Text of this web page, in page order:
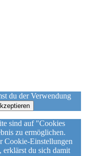
du der Verwendung
sind auf "Cookies
zu ermöglichen.
Cookie-Einstellungen
du sich damit